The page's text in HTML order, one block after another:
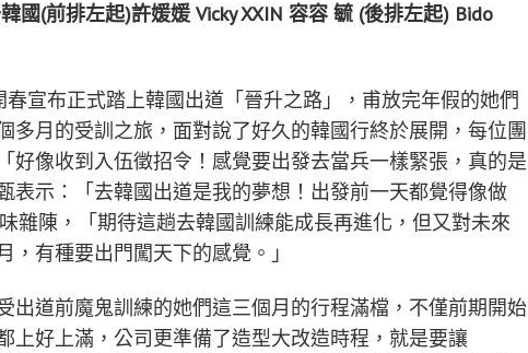
國(前排左起)許媛媛 Vicky XXIN 容容 毓 (後排左起) Bido
春宣布正式踏上韓國出道「晉升之路」，甫放完年假的她們
多月的受訓之旅，面對說了好久的韓國行終於展開，每位團
好像收到入伍徵招令！感覺要出發去當兵一樣緊張，真的是
表示：「去韓國出道是我的夢想！出發前一天都覺得像做
雜陳，「期待這趟去韓國訓練能成長再進化，但又對未來
有種要出門闖天下的感覺。」
出道前魔鬼訓練的她們這三個月的行程滿檔，不僅前期開始
上好上滿，公司更準備了造型大改造時程，就是要讓